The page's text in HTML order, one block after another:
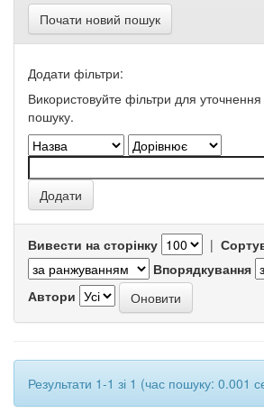
Почати новий пошук
Додати фільтри:
Використовуйте фільтри для уточнення
пошуку.
Вивести на сторінку |
Впорядкування
Автори
Результати 1-1 зі 1 (час пошуку: 0.001